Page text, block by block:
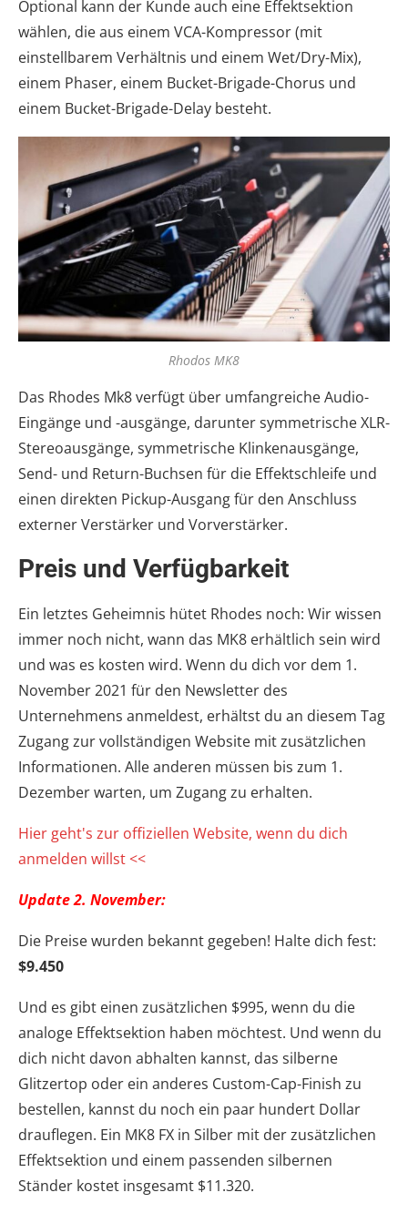
Optional kann der Kunde auch eine Effektsektion
wählen, die aus einem VCA-Kompressor (mit
einstellbarem Verhältnis und einem Wet/Dry-Mix),
einem Phaser, einem Bucket-Brigade-Chorus und
einem Bucket-Brigade-Delay besteht.
Rhodos MK8
Das Rhodes Mk8 verfügt über umfangreiche Audio-
Eingänge und -ausgänge, darunter symmetrische XLR-
Stereoausgänge, symmetrische Klinkenausgänge,
Send- und Return-Buchsen für die Effektschleife und
einen direkten Pickup-Ausgang für den Anschluss
externer Verstärker und Vorverstärker.
Preis und Verfügbarkeit
Ein letztes Geheimnis hütet Rhodes noch: Wir wissen
immer noch nicht, wann das MK8 erhältlich sein wird
und was es kosten wird. Wenn du dich vor dem 1.
November 2021 für den Newsletter des
Unternehmens anmeldest, erhältst du an diesem Tag
Zugang zur vollständigen Website mit zusätzlichen
Informationen. Alle anderen müssen bis zum 1.
Dezember warten, um Zugang zu erhalten.
Hier geht's zur offiziellen Website, wenn du dich
anmelden willst <<
Update 2. November:
Die Preise wurden bekannt gegeben! Halte dich fest:
$9.450
Und es gibt einen zusätzlichen $995, wenn du die
analoge Effektsektion haben möchtest. Und wenn du
dich nicht davon abhalten kannst, das silberne
Glitzertop oder ein anderes Custom-Cap-Finish zu
bestellen, kannst du noch ein paar hundert Dollar
drauflegen. Ein MK8 FX in Silber mit der zusätzlichen
Effektsektion und einem passenden silbernen
Ständer kostet insgesamt $11.320.